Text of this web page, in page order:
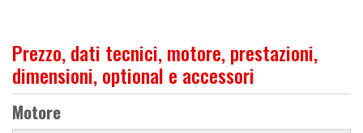
Prezzo, dati tecnici, motore, prestazioni,
dimensioni, optional e accessori
Motore